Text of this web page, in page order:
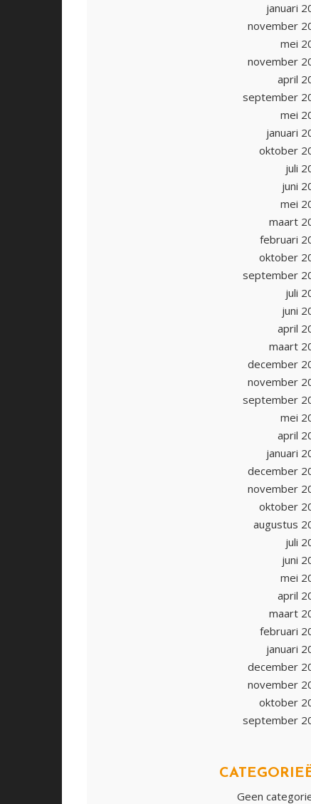
januari
november
mei
november
april
september
mei
januari
oktober
juli
juni
mei
maart
februari
oktober
september
juli
juni
april
maart
december
november
september
mei
april
januari
december
november
oktober
augustus
juli
juni
mei
april
maart
februari
januari
december
november
oktober
september
Geen